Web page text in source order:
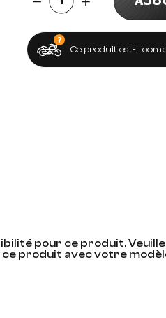
Ce produit est-il
pour ce produit.
produit avec votre